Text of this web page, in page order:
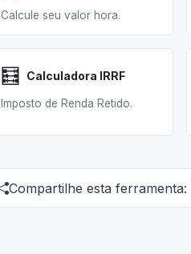
Calcule seu valor hora.
🧮 Calculadora IRRF
Imposto de Renda Retido.
Compartilhe esta ferramenta: